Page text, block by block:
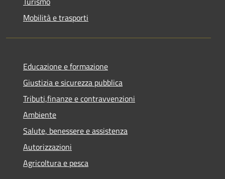
Mobilità e trasporti
Educazione e formazione
Giustizia e sicurezza pubblica
Tributi,finanze e contravvenzioni
Ambiente
Salute, benessere e assistenza
Autorizzazioni
Agricoltura e pesca